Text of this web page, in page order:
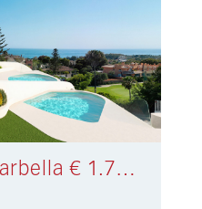
Appartement Marbella € 1.790.000,-